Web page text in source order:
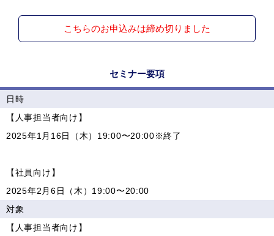
こちらのお申込みは締め切りました
セミナー要項
日時
【人事担当者向け】
2025年1月16日（木）19:00〜20:00※終了
【社員向け】
2025年2月6日（木）19:00〜20:00
対象
【人事担当者向け】